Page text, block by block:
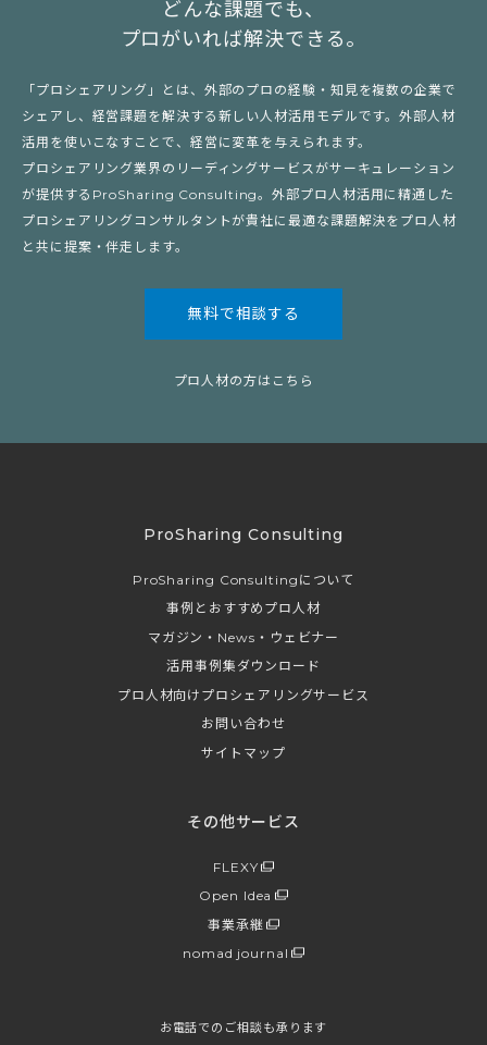
どんな課題でも、
プロがいれば解決できる。
「プロシェアリング」とは、外部のプロの経験・知見を複数の企業で
シェアし、経営課題を解決する新しい人材活用モデルです。外部人材
活用を使いこなすことで、経営に変革を与えられます。
プロシェアリング業界のリーディングサービスがサーキュレーション
が提供するProSharing Consulting。外部プロ人材活用に精通した
プロシェアリングコンサルタントが貴社に最適な課題解決をプロ人材
と共に提案・伴走します。
無料で相談する
プロ人材の方はこちら
ProSharing Consulting
ProSharing Consultingについて
事例とおすすめプロ人材
マガジン・News・ウェビナー
活用事例集ダウンロード
プロ人材向けプロシェアリングサービス
お問い合わせ
サイトマップ
その他サービス
FLEXY
Open Idea
事業承継
nomad journal
お電話でのご相談も承ります